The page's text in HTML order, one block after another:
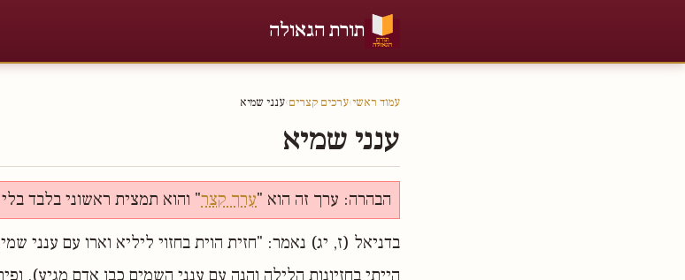
תורת הגאולה
עמוד ראשי›ערכים קצרים›ענני שמיא
ענני שמיא
הבהרה: ערך זה הוא "ערך קצר" והוא תמצית ראשוני בלבד
בדניאל (ז, יג) נאמר: "חזית הוית בחזוי ליליא וארו עם ענני